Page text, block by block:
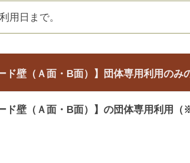
用日まで。
壁（Ａ面・B面）】団体専用利用のみ
ド壁（Ａ面・B面）】の団体専用利用